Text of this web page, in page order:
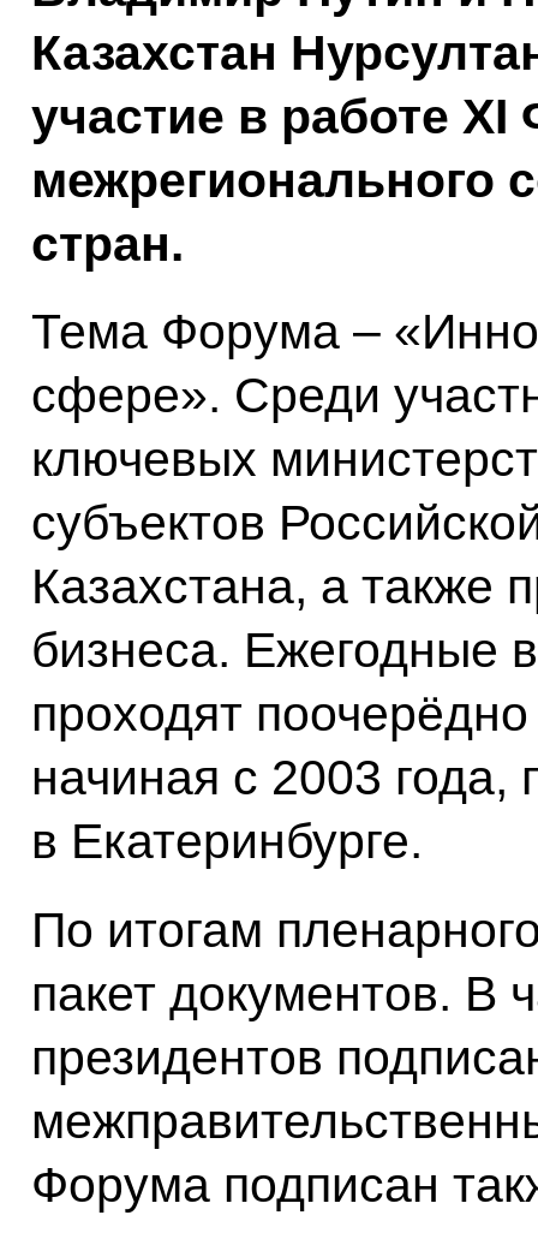
Казахстан
участие в работе
межрегионального
стран.
Тема Форума –
сфере». Среди
ключевых
субъектов
Казахстана, а также
бизнеса. Ежегодные
проходят
начиная с 2003
в Екатеринбурге.
По итогам
пакет документов. В
президентов
Форума подписан